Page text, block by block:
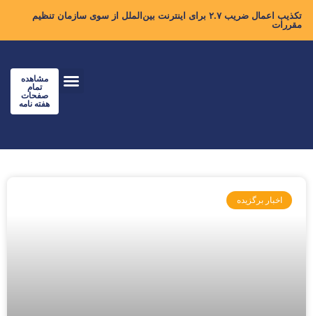
تکذیب اعمال ضریب ۲.۷ برای اینترنت بین‌الملل از سوی سازمان تنظیم
مقررات
مشاهده
تمام
صفحات
هفته نامه
اخبار برگزیده